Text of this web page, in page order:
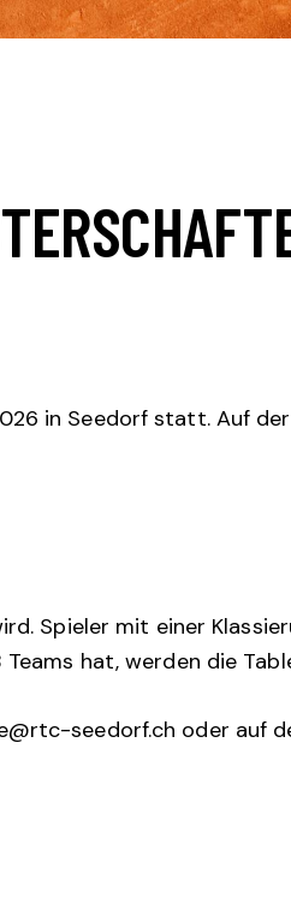
in Seedorf statt. Auf
Spieler mit einer
hat, werden die
seedorf.ch oder auf